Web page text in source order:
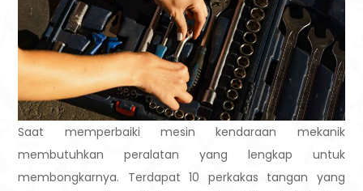
Saat memperbaiki mesin kendaraan mekanik
membutuhkan peralatan yang lengkap untuk
membongkarnya. Terdapat 10 perkakas tangan yang